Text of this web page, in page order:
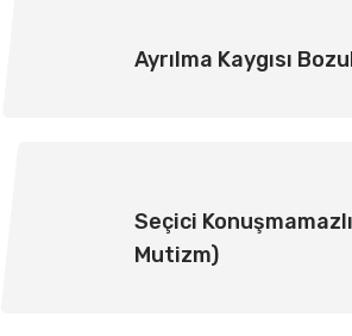
Ayrılma Kaygısı
Seçici
Mutizm)